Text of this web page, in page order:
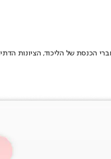
הכנסת של הליכוד, הציונות